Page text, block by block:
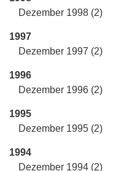
Dezember 1998 (2)
1997
Dezember 1997 (2)
1996
Dezember 1996 (2)
1995
Dezember 1995 (2)
1994
Dezember 1994 (2)